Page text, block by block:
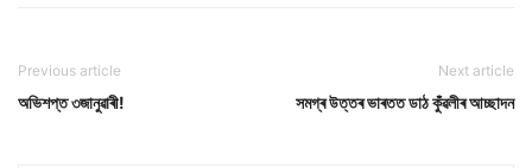
Previous article
অভিশপ্ত ৩জানুৱাৰী!
Next article
সমগ্ৰ উত্তৰ ভাৰতত ডাঠ কুঁৱলীৰ আচ্ছাদন